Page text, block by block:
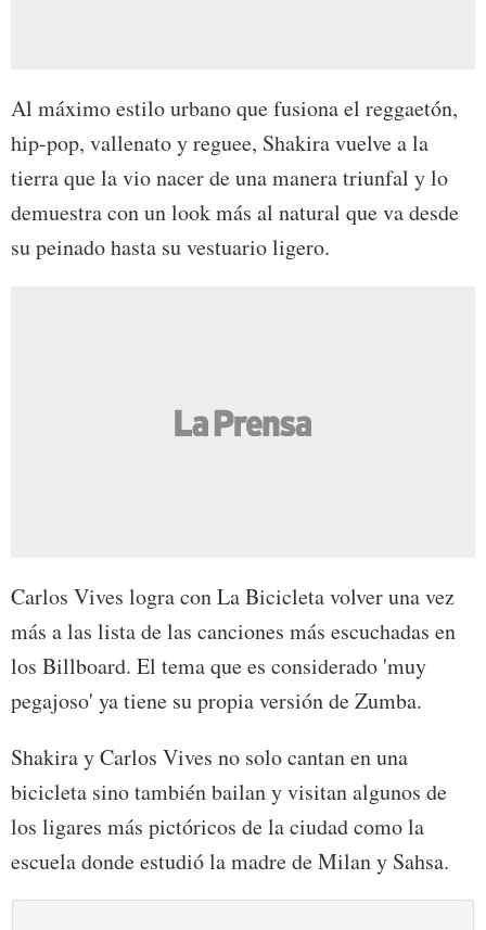
Al máximo estilo urbano que fusiona el reggaetón,
hip-pop, vallenato y reguee, Shakira vuelve a la
tierra que la vio nacer de una manera triunfal y lo
demuestra con un look más al natural que va desde
su peinado hasta su vestuario ligero.
Carlos Vives logra con La Bicicleta volver una vez
más a las lista de las canciones más escuchadas en
los Billboard. El tema que es considerado 'muy
pegajoso' ya tiene su propia versión de Zumba.
Shakira y Carlos Vives no solo cantan en una
bicicleta sino también bailan y visitan algunos de
los ligares más pictóricos de la ciudad como la
escuela donde estudió la madre de Milan y Sahsa.